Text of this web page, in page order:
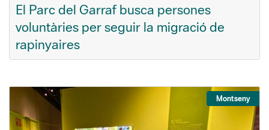
El Parc del Garraf busca persones
voluntàries per seguir la migració de
rapinyaires
Montseny